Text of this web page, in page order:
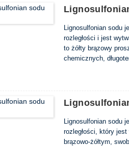
Lignosulfonian sodu
rozległości i jest
to żółty brązowy
chemicznych,
Lignosulfonian sodu
rozległości, który
brązowo-żółtym,